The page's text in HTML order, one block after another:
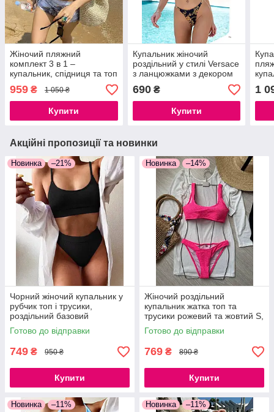
Жіночий пляжний
комплект 3 в 1 –
купальник, спідниця та топ
- футболка з принтом
мармур S-L
959 ₴ 1 050 ₴
Купити
Купальник жіночий
роздільний у стилі Versace
з ланцюжками з декором
на руки
690₴
Купити
1
Акційні пропозиції та новинки
Новинка –21%
Чорний жіночий купальник у
рубчик топ і трусики,
роздільний базовий
купальник S, M
Готово до відправки
749 ₴ 950 ₴
Купити
Новинка –14%
Жіночий роздільний
купальник жатка топ та
трусики рожевий та жовтий S,
M, L
Готово до відправки
769 ₴ 890 ₴
Купити
Новинка –11% Новинка –11%